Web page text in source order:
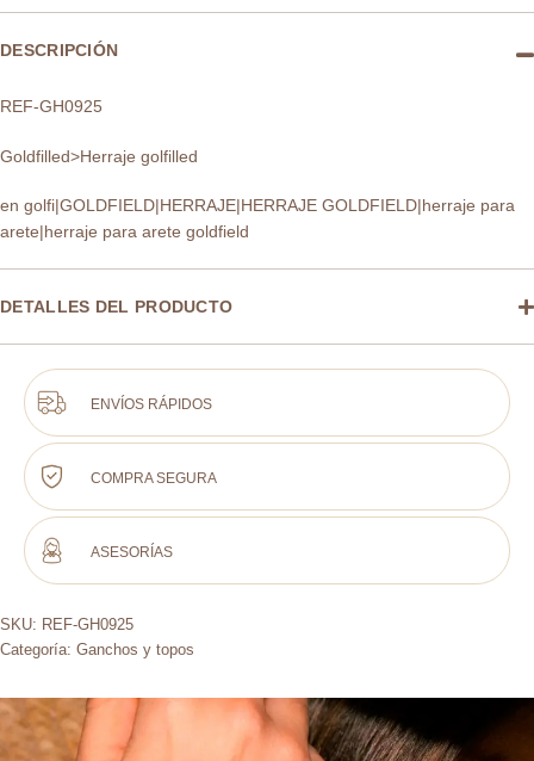
DESCRIPCIÓN
REF-GH0925
Goldfilled>Herraje golfilled
en golfi|GOLDFIELD|HERRAJE|HERRAJE GOLDFIELD|herraje para
arete|herraje para arete goldfield
DETALLES DEL PRODUCTO
ENVÍOS RÁPIDOS
COMPRA SEGURA
ASESORÍAS
SKU: REF-GH0925
Categoría: Ganchos y topos